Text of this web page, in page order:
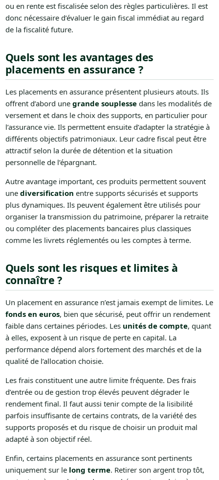
ou en rente est fiscalisée selon des règles particulières. Il est
donc nécessaire d’évaluer le gain fiscal immédiat au regard
de la fiscalité future.
Quels sont les avantages des
placements en assurance ?
Les placements en assurance présentent plusieurs atouts. Ils
offrent d’abord une grande souplessedans les modalités de
versement et dans le choix des supports, en particulier pour
l’assurance vie. Ils permettent ensuite d’adapter la stratégie à
différents objectifs patrimoniaux. Leur cadre fiscal peut être
attractif selon la durée de détention et la situation
personnelle de l’épargnant.
Autre avantage important, ces produits permettent souvent
une diversification entre supports sécurisés et supports
plus dynamiques. Ils peuvent également être utilisés pour
organiser la transmission du patrimoine, préparer la retraite
ou compléter des placements bancaires plus classiques
comme les livrets réglementés ou les comptes à terme.
Quels sont les risques et limites à
connaître ?
Un placement en assurance n’est jamais exempt de limites. Le
fonds en euros, bien que sécurisé, peut offrir un rendement
faible dans certaines périodes. Les unités de compte, quant
à elles, exposent à un risque de perte en capital. La
performance dépend alors fortement des marchés et de la
qualité de l’allocation choisie.
Les frais constituent une autre limite fréquente. Des frais
d’entrée ou de gestion trop élevés peuvent dégrader le
rendement final. Il faut aussi tenir compte de la lisibilité
parfois insuffisante de certains contrats, de la variété des
supports proposés et du risque de choisir un produit mal
adapté à son objectif réel.
Enfin, certains placements en assurance sont pertinents
uniquement sur le long terme. Retirer son argent trop tôt,